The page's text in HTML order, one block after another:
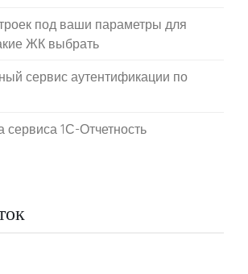
под ваши параметры для
ЖК выбрать
сервис аутентификации по
1С-Отчетность